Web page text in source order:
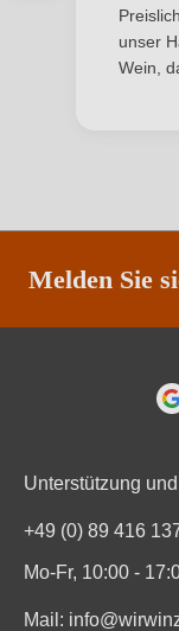
unser
Wein,
Melden Sie
Unterstützung
+49 (0) 89 416
Mo-Fr, 10:00 -
Mail: